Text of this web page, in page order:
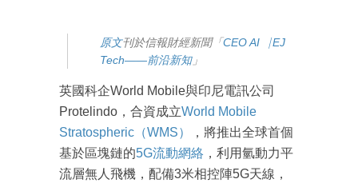
原文刊於信報財經新聞「CEO AI⎹ EJ
Tech——前沿新知」
英國科企World Mobile與印尼電訊公司
Protelindo，合資成立World Mobile
Stratospheric（WMS）
，將推出全球首個
基於區塊鏈的5G流動網絡 ，利用氫動力平
流層無人飛機，配備3米相控陣5G天線，